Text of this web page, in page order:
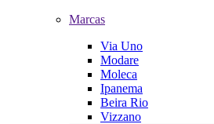
Marcas
Via Uno
Modare
Moleca
Ipanema
Beira Rio
Vizzano